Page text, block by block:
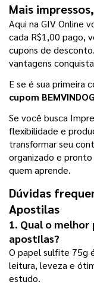
Mais
Aqui na GIV Online
cada R$1,00 pago,
cupons de
vantagens
E se é sua primeira
cupom
Se você busca
flexibilidade e
transformar seu
organizado e
quem aprende.
Dúvidas
Apostilas
1. Qual o melhor
apostilas?
O papel sulfite 75g
leitura, leveza e
estudo.